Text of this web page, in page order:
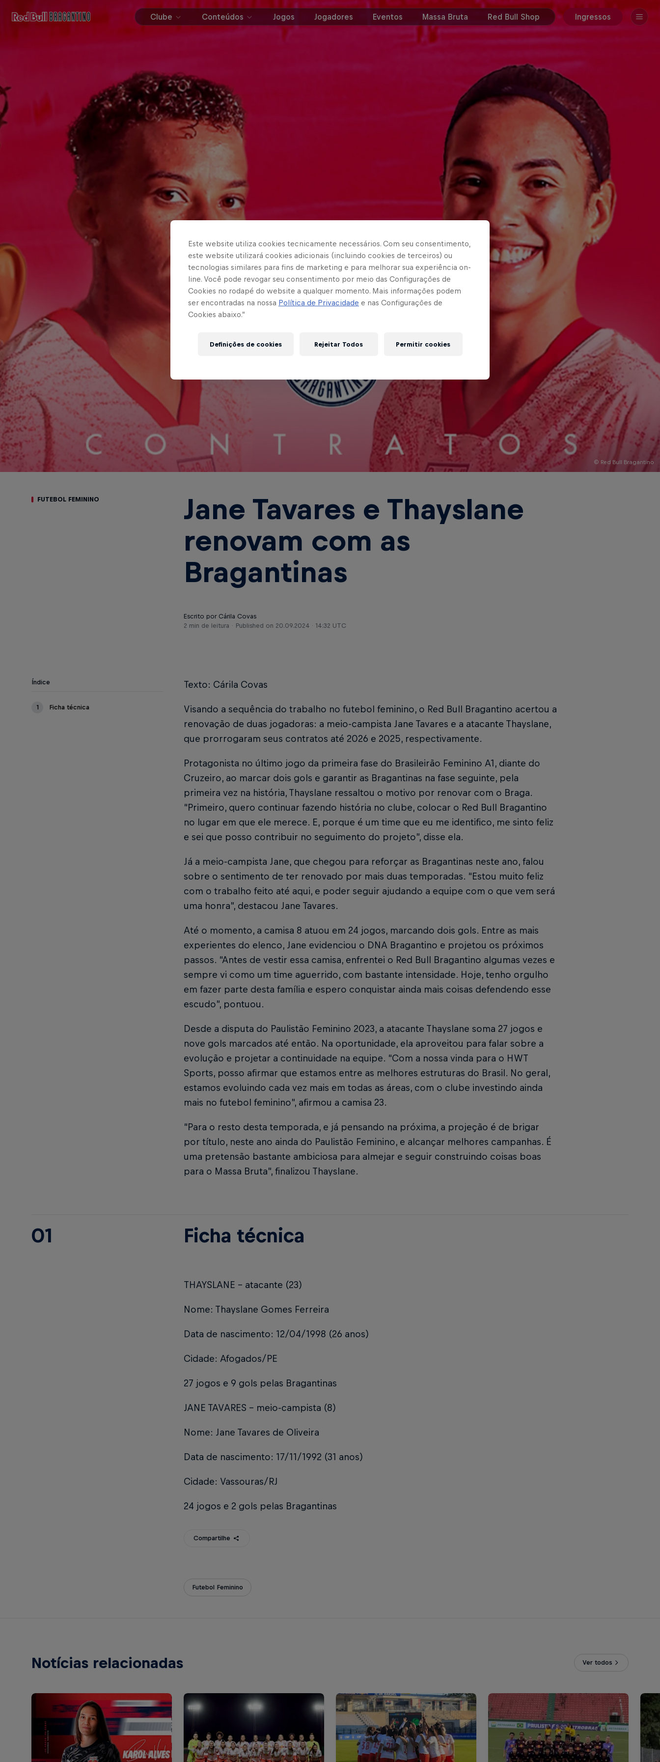
Clube Conteúdos Jogos Jogadores Eventos Massa Bruta Red Bull Shop Ingressos
© Red Bull Bragantino
FUTEBOL FEMININO
Jane Tavares e Thayslane
renovam com as
Bragantinas
Escrito por Cárila Covas
2 min de leitura
Published on 20.09.2024 · 14:32 UTC
Índice
1 Ficha técnica
Texto: Cárila Covas
Visando a sequência do trabalho no futebol feminino, o Red Bull Bragantino acertou a
renovação de duas jogadoras: a meio-campista Jane Tavares e a atacante Thayslane,
que prorrogaram seus contratos até 2026 e 2025, respectivamente.
Protagonista no último jogo da primeira fase do Brasileirão Feminino A1, diante do
Cruzeiro, ao marcar dois gols e garantir as Bragantinas na fase seguinte, pela
primeira vez na história, Thayslane ressaltou o motivo por renovar com o Braga.
“Primeiro, quero continuar fazendo história no clube, colocar o Red Bull Bragantino
no lugar em que ele merece. E, porque é um time que eu me identifico, me sinto feliz
e sei que posso contribuir no seguimento do projeto”, disse ela.
Já a meio-campista Jane, que chegou para reforçar as Bragantinas neste ano, falou
sobre o sentimento de ter renovado por mais duas temporadas. “Estou muito feliz
com o trabalho feito até aqui, e poder seguir ajudando a equipe com o que vem será
uma honra”, destacou Jane Tavares.
Até o momento, a camisa 8 atuou em 24 jogos, marcando dois gols. Entre as mais
experientes do elenco, Jane evidenciou o DNA Bragantino e projetou os próximos
passos. “Antes de vestir essa camisa, enfrentei o Red Bull Bragantino algumas vezes e
sempre vi como um time aguerrido, com bastante intensidade. Hoje, tenho orgulho
em fazer parte desta família e espero conquistar ainda mais coisas defendendo esse
escudo”, pontuou.
Desde a disputa do Paulistão Feminino 2023, a atacante Thayslane soma 27 jogos e
nove gols marcados até então. Na oportunidade, ela aproveitou para falar sobre a
evolução e projetar a continuidade na equipe. “Com a nossa vinda para o HWT
Sports, posso afirmar que estamos entre as melhores estruturas do Brasil. No geral,
estamos evoluindo cada vez mais em todas as áreas, com o clube investindo ainda
mais no futebol feminino”, afirmou a camisa 23.
“Para o resto desta temporada, e já pensando na próxima, a projeção é de brigar
por título, neste ano ainda do Paulistão Feminino, e alcançar melhores campanhas. É
uma pretensão bastante ambiciosa para almejar e seguir construindo coisas boas
para o Massa Bruta”, finalizou Thayslane.
01 Ficha técnica
THAYSLANE – atacante (23)
Nome: Thayslane Gomes Ferreira
Data de nascimento: 12/04/1998 (26 anos)
Cidade: Afogados/PE
27 jogos e 9 gols pelas Bragantinas
JANE TAVARES – meio-campista (8)
Nome: Jane Tavares de Oliveira
Data de nascimento: 17/11/1992 (31 anos)
Cidade: Vassouras/RJ
24 jogos e 2 gols pelas Bragantinas
Compartilhe
Futebol Feminino
Notícias relacionadas Ver todos
Este website utiliza cookies tecnicamente necessários. Com seu consentimento,
este website utilizará cookies adicionais (incluindo cookies de terceiros) ou
tecnologias similares para fins de marketing e para melhorar sua experiência on-
line. Você pode revogar seu consentimento por meio das Configurações de
Cookies no rodapé do website a qualquer momento. Mais informações podem
ser encontradas na nossa Política de Privacidade e nas Configurações de
Cookies abaixo.”
Definições de cookies Rejeitar Todos Permitir cookies